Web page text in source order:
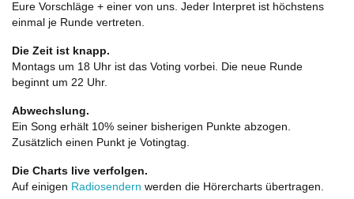
Eure Vorschläge + einer von uns. Jeder Interpret ist höchstens
einmal je Runde vertreten.
Die Zeit ist knapp.
Montags um 18 Uhr ist das Voting vorbei. Die neue Runde
beginnt um 22 Uhr.
Abwechslung.
Ein Song erhält 10% seiner bisherigen Punkte abzogen.
Zusätzlich einen Punkt je Votingtag.
Die Charts live verfolgen.
Auf einigen Radiosendern werden die Hörercharts übertragen.